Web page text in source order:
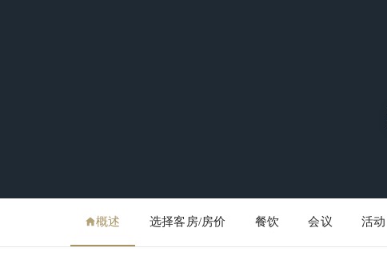
概述 选择客房/房价 餐饮 会议 活动